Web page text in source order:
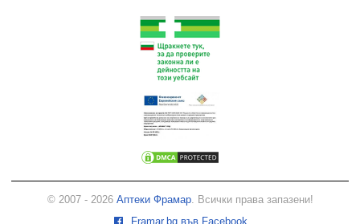
© 2007 - 2026 Аптеки Фрамар. Всички права запазени!
Framar.bg във Facebook